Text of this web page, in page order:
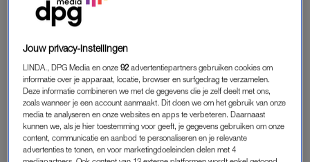
kinderboerderij. Q-koorts is een infectieziekte die van dieren
op mensen kan overgaan. In Nederland was er van 2007 tot
2011 een uitbraak van de ziekte, die vooral geiten en schapen
heeft getroffen. Heel soms kan de ziekte tot een chronische
infectie leiden, zoals bij Michelle.
PACEMAKER EN NIEUWE HARTKLEP
En deze chronische Q-koorts zorgt ervoor dat Michelle
nauwelijks kan deelnemen aan de maatschappij door de
Jouw privacy-instellingen
LINDA., DPG Media en onze92 advertentiepartners gebruiken cookies om
informatie over je apparaat, locatie, browser en surfgedrag te verzamelen.
Deze informatie combineren we met de gegevens die je zelf deelt met ons,
zoals wanneer je een account aanmaakt. Dit doen we om het gebruik van onze
media te analyseren en onze websites en apps te verbeteren. Daarnaast
kunnen we, als je hier toestemming voor geeft, je gegevens gebruiken om onze
content, communicatie en aanbod te personaliseren en je relevante
advertenties te tonen, en voor marketingdoeleinden delen met 4